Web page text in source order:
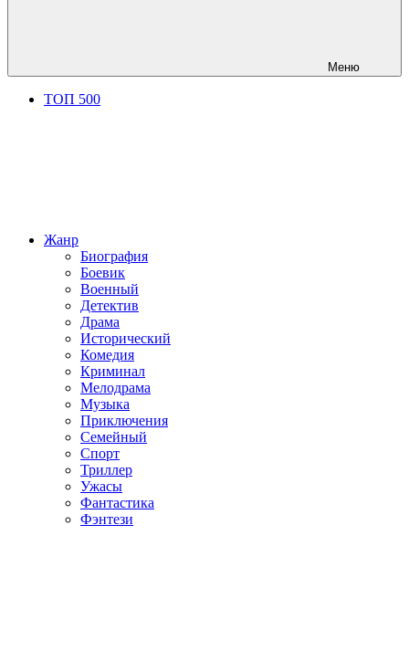
Меню
ТОП 500
Жанр
Биография
Боевик
Военный
Детектив
Драма
Исторический
Комедия
Криминал
Мелодрама
Музыка
Приключения
Семейный
Спорт
Триллер
Ужасы
Фантастика
Фэнтези